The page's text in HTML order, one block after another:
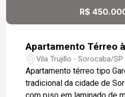
R$
Apartamento Térreo
Vila Trujillo - Sorocaba/SP
Apartamento térreo tipo
tradicional da cidade de